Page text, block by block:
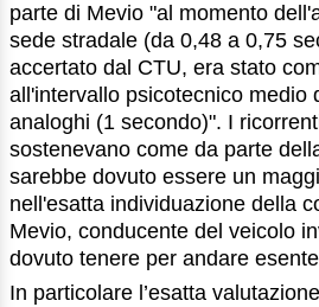
parte di Mevio "al momento
sede stradale (da 0,48 a 0,75
accertato dal CTU, era stato
all'intervallo psicotecnico medio
analoghi (1 secondo)". I
sostenevano come da parte
sarebbe dovuto essere un
nell'esatta individuazione della
Mevio, conducente del veicolo
dovuto tenere per andare
In particolare l’esatta